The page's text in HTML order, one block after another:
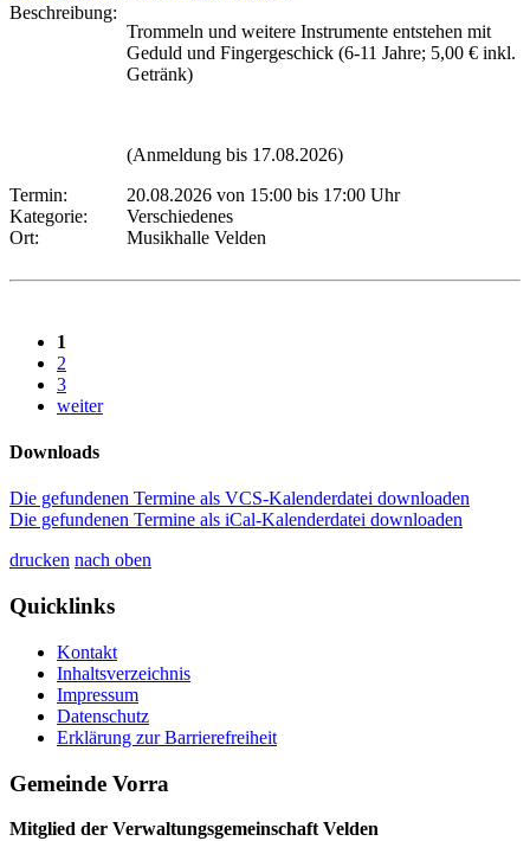
Beschreibung:
Trommeln und weitere Instrumente entstehen mit
Geduld und Fingergeschick (6-11 Jahre; 5,00 € inkl.
Getränk)
(Anmeldung bis 17.08.2026)
Termin:
20.08.2026 von 15:00 bis 17:00 Uhr
Kategorie:
Verschiedenes
Ort:
Musikhalle Velden
1
2
3
weiter
Downloads
Die gefundenen Termine als VCS-Kalenderdatei downloaden
Die gefundenen Termine als iCal-Kalenderdatei downloaden
drucken nach oben
Quicklinks
Kontakt
Inhaltsverzeichnis
Impressum
Datenschutz
Erklärung zur Barrierefreiheit
Gemeinde Vorra
Mitglied der Verwaltungsgemeinschaft Velden